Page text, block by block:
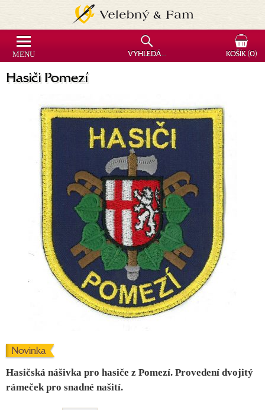
Hasiči Pomezí
Novinka
Hasičská nášivka pro hasiče z Pomezí. Provedení dvojitý
rámeček pro snadné našití.
MENU VYHLEDÁVÁNÍ KOŠÍK(0)